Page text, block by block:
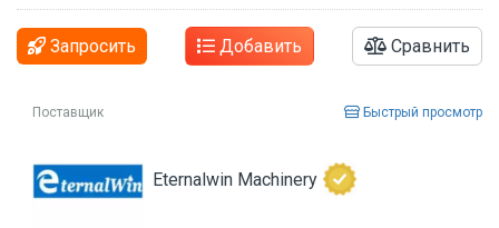
Запросить Добавить Сравнить
Поставщик Быстрый просмотр
Eternalwin Machinery